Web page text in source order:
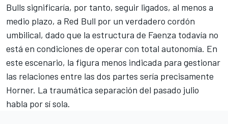
Bulls significaría, por tanto, seguir ligados, al menos a
medio plazo, a Red Bull por un verdadero cordón
umbilical, dado que la estructura de Faenza todavía no
está en condiciones de operar con total autonomía. En
este escenario, la figura menos indicada para gestionar
las relaciones entre las dos partes sería precisamente
Horner. La traumática separación del pasado julio
habla por sí sola.